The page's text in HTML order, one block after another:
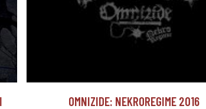
OMNIZIDE: NEKROREGIME 2016